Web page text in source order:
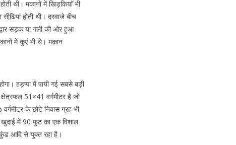
थी। मकानों में खिड़कियाॅ भी
होती थी। दरवाजे बीच
सड़क या गली की ओर हुआ
में कुएं भी थे। मकान
हड़प्पा में पायी गई सबसे बड़ी
51×41 वर्गमीटर है जो
के छोटे निवास ग्रह भी
में 90 फुट का एक विशाल
आदि से युक्त रहा है।